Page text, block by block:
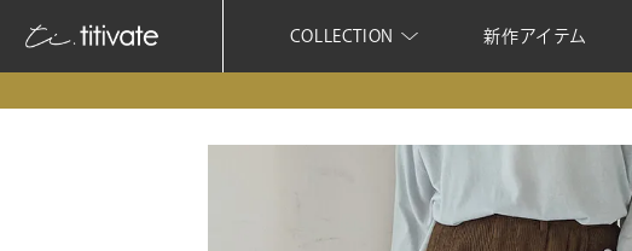
COLLECTION 新作アイテム